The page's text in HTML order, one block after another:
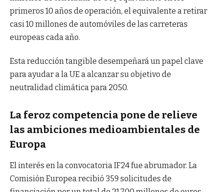
primeros 10 años de operación, el equivalente a retirar
casi 10 millones de automóviles de las carreteras
europeas cada año.
Esta reducción tangible desempeñará un papel clave
para ayudar a la UE a alcanzar su objetivo de
neutralidad climática para 2050.
La feroz competencia pone de relieve
las ambiciones medioambientales de
Europa
El interés en la convocatoria IF24 fue abrumador. La
Comisión Europea recibió 359 solicitudes de